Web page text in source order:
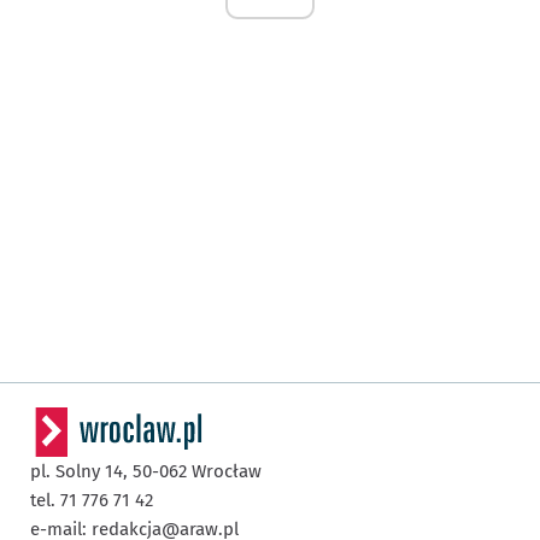
pl. Solny 14, 50-062 Wrocław
tel. 71 776 71 42
e-mail: redakcja@araw.pl